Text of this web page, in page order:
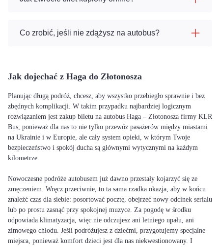
Co zrobić, jeśli nie zdążysz na autobus?
Jak dojechać z Haga do Złotonosza
Planując długą podróż, chcesz, aby wszystko przebiegło sprawnie i bez
zbędnych komplikacji. W takim przypadku najbardziej logicznym
rozwiązaniem jest zakup biletu na autobus Haga – Złotonosza firmy KLR
Bus, ponieważ dla nas to nie tylko przewóz pasażerów między miastami
na Ukrainie i w Europie, ale cały system opieki, w którym Twoje
bezpieczeństwo i spokój ducha są głównymi wytycznymi na każdym
kilometrze.
Nowoczesne podróże autobusem już dawno przestały kojarzyć się ze
zmęczeniem. Wręcz przeciwnie, to ta sama rzadka okazja, aby w końcu
znaleźć czas dla siebie: posortować pocztę, obejrzeć nowy odcinek serialu
lub po prostu zasnąć przy spokojnej muzyce. Za pogodę w środku
odpowiada klimatyzacja, więc nie odczujesz ani letniego upału, ani
zimowego chłodu. Jeśli podróżujesz z dziećmi, przygotujemy specjalne
miejsca, ponieważ komfort dzieci jest dla nas niekwestionowany. I